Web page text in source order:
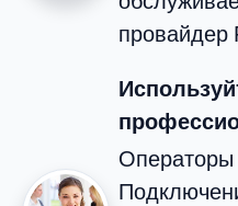
провайдер